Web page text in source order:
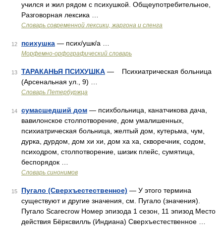
учился и жил рядом с психушкой. Общеупотребительное,
Разговорная лексика …
Cловарь современной лексики, жаргона и сленга
12 психушка — псих/ушк/а …
Морфемно-орфографический словарь
13 ТАРАКАНЬЯ ПСИХУШКА — Психиатрическая больница
(Арсенальная ул., 9) …
Словарь Петербуржца
14 сумасшедший дом — психбольница, канатчикова дача,
вавилонское столпотворение, дом умалишенных,
психиатрическая больница, желтый дом, кутерьма, чум,
дурка, дурдом, дом хи хи, дом ха ха, скворечник, содом,
психодром, столпотворение, шизик плейс, сумятица,
беспорядок …
Словарь синонимов
15 Пугало (Сверхъестественное) — У этого термина
существуют и другие значения, см. Пугало (значения).
Пугало Scarecrow Номер эпизода 1 сезон, 11 эпизод Место
действия Бёрксвилль (Индиана) Сверхъестественное …